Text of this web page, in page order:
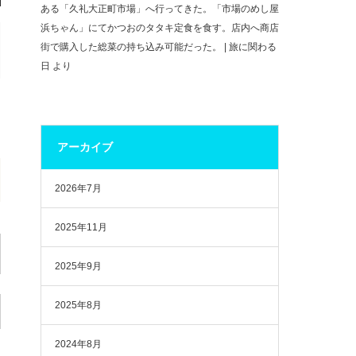
ある「久礼大正町市場」へ行ってきた。「市場のめし屋
浜ちゃん」にてかつおのタタキ定食を食す。店内へ商店
街で購入した総菜の持ち込み可能だった。 | 旅に関わる
日 より
アーカイブ
2026年7月
2025年11月
2025年9月
2025年8月
2024年8月